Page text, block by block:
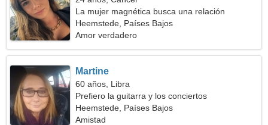
La mujer magnética busca una relación
Heemstede, Países Bajos
Amor verdadero
Martine
60 años, Libra
Prefiero la guitarra y los conciertos
Heemstede, Países Bajos
Amistad